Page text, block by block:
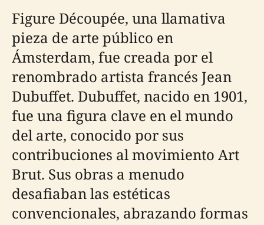
Figure Découpée, una llamativa
pieza de arte público en
Ámsterdam, fue creada por el
renombrado artista francés Jean
Dubuffet. Dubuffet, nacido en 1901,
fue una figura clave en el mundo
del arte, conocido por sus
contribuciones al movimiento Art
Brut. Sus obras a menudo
desafiaban las estéticas
convencionales, abrazando formas